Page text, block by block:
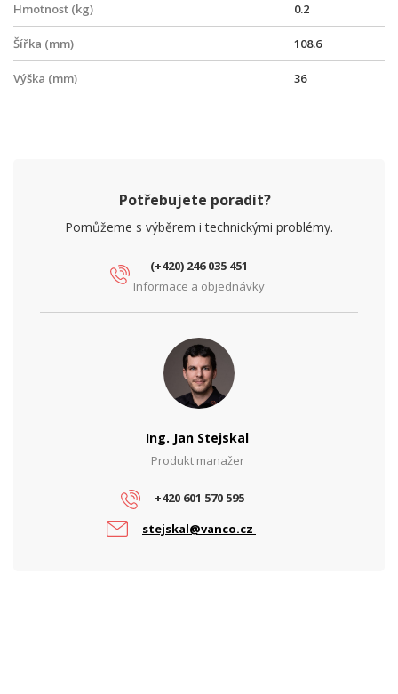
Hmotnost (kg)
0.2
Šířka (mm) 108.6
Výška (mm) 36
Potřebujete poradit?
Pomůžeme s výběrem i technickými problémy.
(+420) 246 035 451
Informace a objednávky
Ing. Jan Stejskal
Produkt manažer
+420 601 570 595
stejskal@vanco.cz